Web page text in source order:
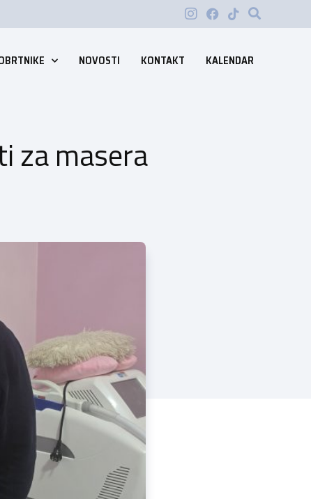
NOVOSTI KONTAKT KALENDAR
za masera